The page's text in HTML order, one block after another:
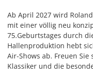
Ab April 2027 wird
mit einer völlig neu
75.Geburtstages durch
Hallenproduktion hebt
Air-Shows ab. Freuen
Klassiker und die